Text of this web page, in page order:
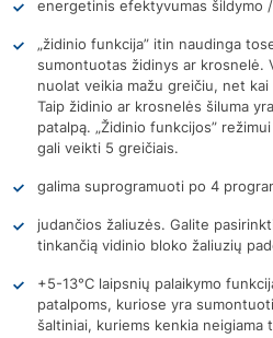
energetinis efektyvumas šildymo
„židinio funkcija” itin naudinga
sumontuotas židinys ar krosnelė.
nuolat veikia mažu greičiu, net
Taip židinio ar krosnelės šiluma
patalpą. „Židinio funkcijos”
gali veikti 5 greičiais.
galima suprogramuoti po 4
judančios žaliuzės. Galite
tinkančią vidinio bloko žaliuzių
+5-13°C laipsnių palaikymo
patalpoms, kuriose yra
šaltiniai, kuriems kenkia neigiama